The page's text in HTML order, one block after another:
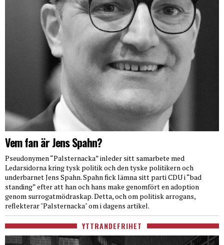
Vem fan är Jens Spahn?
Pseudonymen “Palsternacka” inleder sitt samarbete med
Ledarsidorna kring tysk politik och den tyske politikern och
underbarnet Jens Spahn. Spahn fick lämna sitt parti CDU i “bad
standing” efter att han och hans make genomfört en adoption
genom surrogatmödraskap. Detta, och om politisk arrogans,
reflekterar "Palsternacka" om i dagens artikel.
YTTRANDEFRIHET